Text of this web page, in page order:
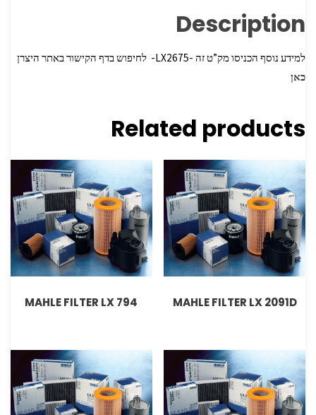
Description
למידע נוסף הכניסו מק”ט זה -LX2675- לחיפוש בדף הקישור באתר היצרן
כאן
Related products
MAHLE FILTER LX 2091D
MAHLE FILTER LX 794